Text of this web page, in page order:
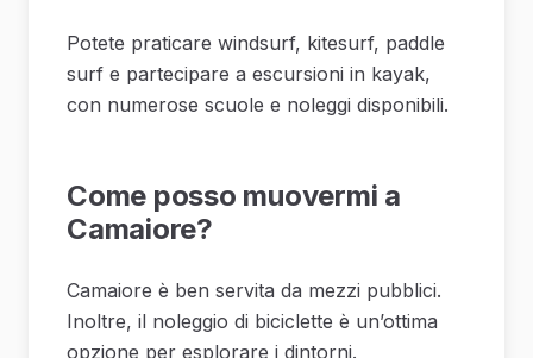
Potete praticare windsurf, kitesurf, paddle
surf e partecipare a escursioni in kayak,
con numerose scuole e noleggi disponibili.
Come posso muovermi a
Camaiore?
Camaiore è ben servita da mezzi pubblici.
Inoltre, il noleggio di biciclette è un’ottima
opzione per esplorare i dintorni.